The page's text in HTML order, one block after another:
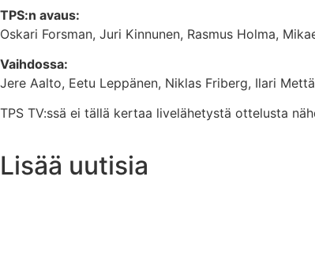
TPS:n avaus:
Oskari Forsman, Juri Kinnunen, Rasmus Holma,
Vaihdossa:
Jere Aalto, Eetu Leppänen, Niklas Friberg, Ilari
TPS TV:ssä ei tällä kertaa livelähetystä ottelusta
Lisää uutisia